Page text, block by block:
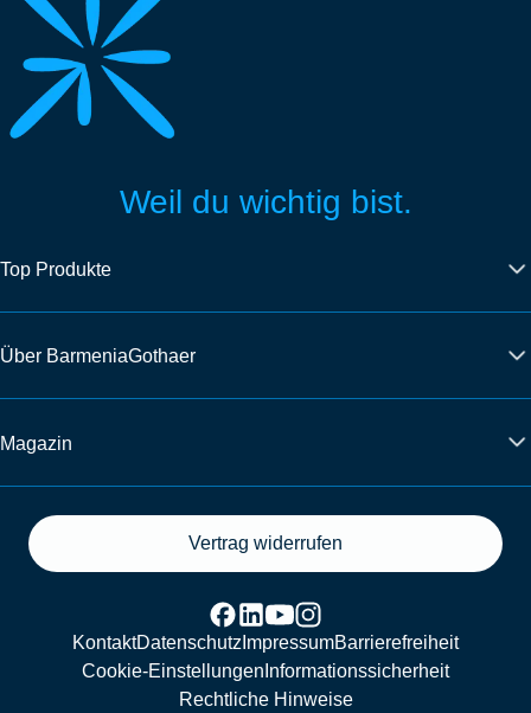
Weil du wichtig bist.
Top Produkte
Über BarmeniaGothaer
Magazin
Vertrag widerrufen
KontaktDatenschutz ImpressumBarrierefreiheit
Cookie-Einstellungen Informationssicherheit
Rechtliche Hinweise